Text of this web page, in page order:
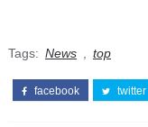
Tags: News top
facebook twitter